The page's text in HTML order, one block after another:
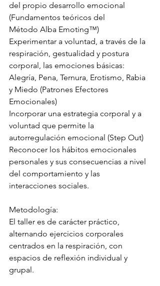
del propio desarrollo emocional
(Fundamentos teóricos del
Método Alba Emoting™)
Experimentar a voluntad, a través de la
respiración, gestualidad y postura
corporal, las emociones básicas:
Alegría, Pena, Ternura, Erotismo, Rabia
y Miedo (Patrones Efectores
Emocionales)
Incorporar una estrategia corporal y a
voluntad que permite la
autorregulación emocional (Step Out)
Reconocer los hábitos emocionales
personales y sus consecuencias a nivel
del comportamiento y las
interacciones sociales.
Metodología:
El taller es de carácter práctico,
alternando ejercicios corporales
centrados en la respiración, con
espacios de reflexión individual y
grupal.